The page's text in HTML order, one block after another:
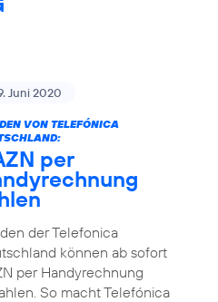
Juni 2020
VON TELEFÓNICA
per
der Telefonica
können ab sofort
per Handyrechnung
So macht Telefónica